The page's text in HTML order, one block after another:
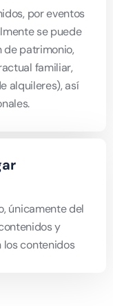
por eventos
se puede
patrimonio,
familiar,
alquileres), así
únicamente del
y
los contenidos